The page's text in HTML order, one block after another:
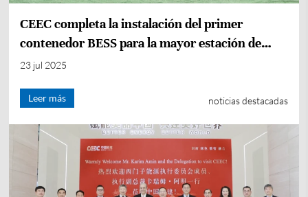
CEEC completa la instalación del primer
contenedor BESS para la mayor estación de
almacenamiento de energía de Asia Central
23 jul 2025
Leer más noticias destacadas